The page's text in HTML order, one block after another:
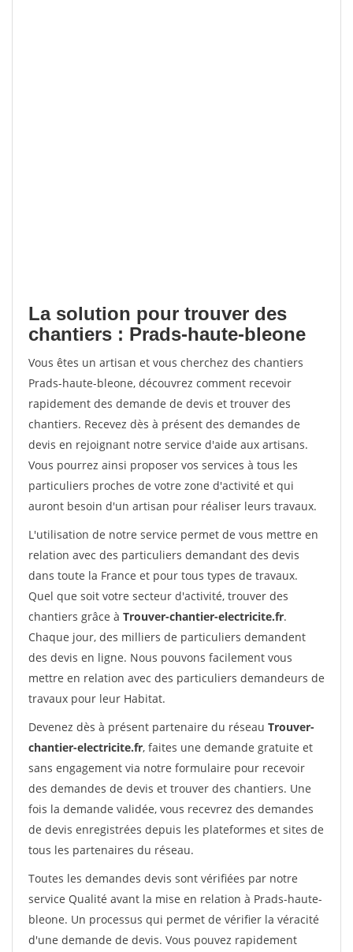
La solution pour trouver des
chantiers : Prads-haute-bleone
Vous êtes un artisan et vous cherchez des chantiers
Prads-haute-bleone, découvrez comment recevoir
rapidement des demande de devis et trouver des
chantiers. Recevez dès à présent des demandes de
devis en rejoignant notre service d'aide aux artisans.
Vous pourrez ainsi proposer vos services à tous les
particuliers proches de votre zone d'activité et qui
auront besoin d'un artisan pour réaliser leurs travaux.
L'utilisation de notre service permet de vous mettre en
relation avec des particuliers demandant des devis
dans toute la France et pour tous types de travaux.
Quel que soit votre secteur d'activité, trouver des
chantiers grâce à Trouver-chantier-electricite.fr.
Chaque jour, des milliers de particuliers demandent
des devis en ligne. Nous pouvons facilement vous
mettre en relation avec des particuliers demandeurs de
travaux pour leur Habitat.
Devenez dès à présent partenaire du réseau Trouver-
chantier-electricite.fr, faites une demande gratuite et
sans engagement via notre formulaire pour recevoir
des demandes de devis et trouver des chantiers. Une
fois la demande validée, vous recevrez des demandes
de devis enregistrées depuis les plateformes et sites de
tous les partenaires du réseau.
Toutes les demandes devis sont vérifiées par notre
service Qualité avant la mise en relation à Prads-haute-
bleone. Un processus qui permet de vérifier la véracité
d'une demande de devis. Vous pouvez rapidement